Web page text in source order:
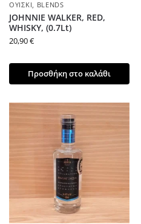
ΟΥΊΣΚΙ, BLENDS
JOHNNIE WALKER, RED,
WHISKY, (0.7Lt)
20,90€
Προσθήκη στο καλάθι